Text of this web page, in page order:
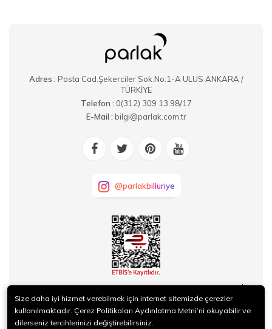
Adres : Posta Cad.Şekerciler Sok.No:1-A ULUS ANKARA /
TÜRKİYE
Telefon : 0(312) 309 13 98/17
E-Mail : bilgi@parlak.com.tr
@parlakbilluriye
KURUMSAL
SİPARİŞ
Size daha iyi hizmet verebilmek için internet sitemizde çerezler
kullanılmaktadır. Çerez Politikaları Aydınlatma Metni’ni okuyabilir ve
dilerseniz tercihlerinizi değiştirebilirsiniz.